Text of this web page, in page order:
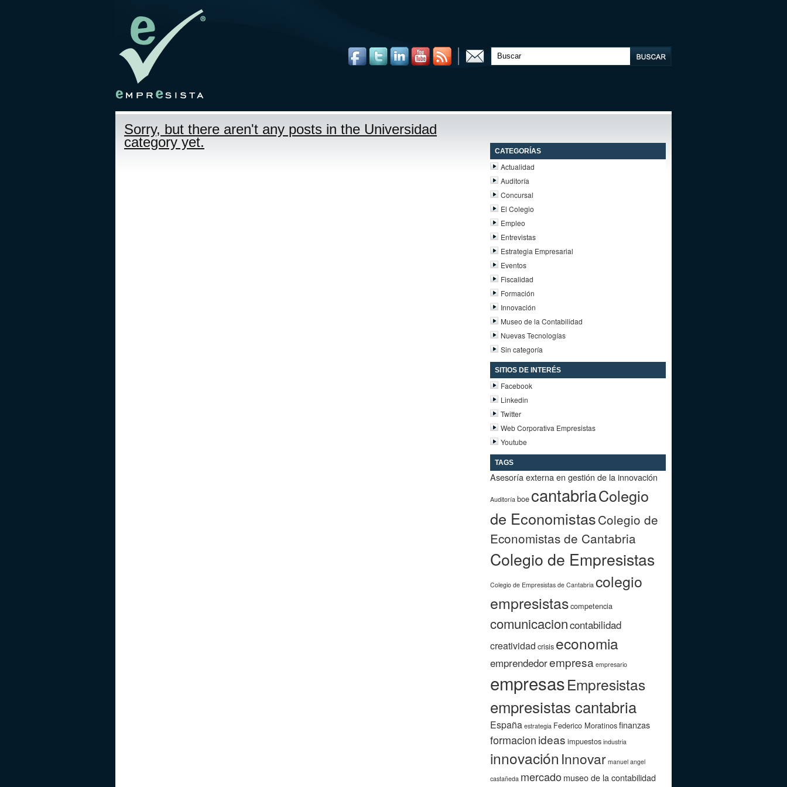
Sorry, but there aren't any posts in the Universidad
category yet.
CATEGORÍAS
Actualidad
Auditoría
Concursal
El Colegio
Empleo
Entrevistas
Estrategia Empresarial
Eventos
Fiscalidad
Formación
Innovación
Museo de la Contabilidad
Nuevas Tecnologías
Sin categoría
SITIOS DE INTERÉS
Facebook
Linkedin
Twitter
Web Corporativa Empresistas
Youtube
TAGS
Asesoría externa en gestión de la innovación
Auditoría boecantabriaColegio
de EconomistasColegio de
Economistas de Cantabria
Colegio de Empresistas
Colegio de Empresistas de Cantabria colegio
empresistascompetencia
comunicacioncontabilidad
creatividad crisis economia
emprendedorempresa empresario
empresasEmpresistas
empresistas cantabria
España estrategia Federico Moratinosfinanzas
formacionideas impuestos industria
innovación Innovar manuel angel
castañeda mercado museo de la contabilidad